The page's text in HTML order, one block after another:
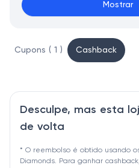
Mostrar
Cupons ( 1 ) Cashback
Desculpe, mas esta
de volta
* O reembolso é obtido usando
Diamonds. Para ganhar